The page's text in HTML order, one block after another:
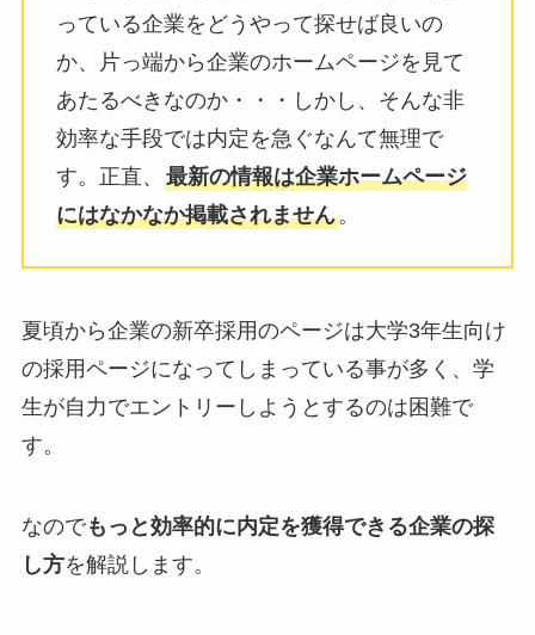
っている企業をどうやって探せば良いの
か、片っ端から企業のホームページを見て
あたるべきなのか・・・しかし、そんな非
効率な手段では内定を急ぐなんて無理で
す。正直、 最新の情報は企業ホームページ
にはなかなか掲載されません。
夏頃から企業の新卒採用のページは大学3年生向け
の採用ページになってしまっている事が多く、学
生が自力でエントリーしようとするのは困難で
す。
なのでもっと効率的に内定を獲得できる企業の探
し方を解説します。